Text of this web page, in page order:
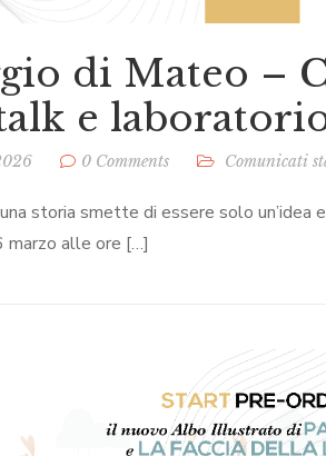
di Mateo –
e
0 Comments Comunicati
storia smette di essere solo
marzo alle ore […]